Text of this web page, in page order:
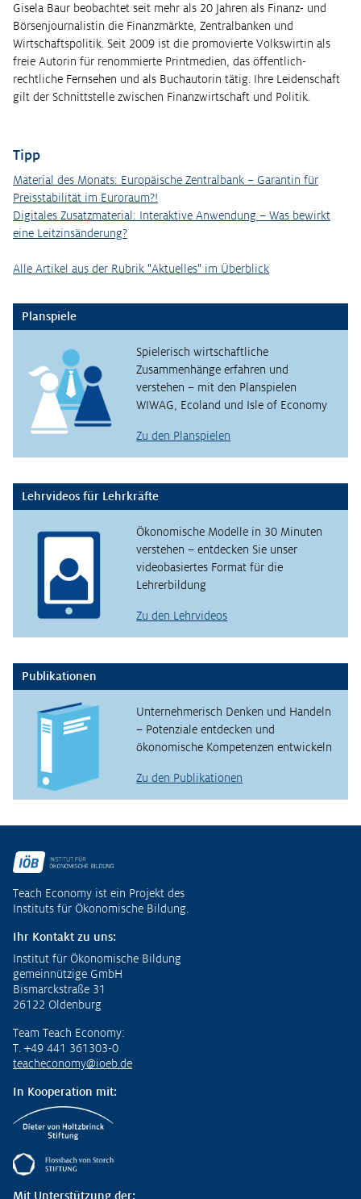
Gisela Baur beobachtet seit mehr als 20 Jahren als Finanz- und
Börsenjournalistin die Finanzmärkte, Zentralbanken und
Wirtschaftspolitik. Seit 2009 ist die promovierte Volkswirtin als
freie Autorin für renommierte Printmedien, das öffentlich-
rechtliche Fernsehen und als Buchautorin tätig. Ihre Leidenschaft
gilt der Schnittstelle zwischen Finanzwirtschaft und Politik.
Tipp
Material des Monats: Europäische Zentralbank – Garantin für
Preisstabilität im Euroraum?!
Digitales Zusatzmaterial: Interaktive Anwendung – Was bewirkt
eine Leitzinsänderung?
Alle Artikel aus der Rubrik "Aktuelles" im Überblick
Planspiele
Spielerisch wirtschaftliche
Zusammenhänge erfahren und
verstehen – mit den Planspielen
WIWAG, Ecoland und Isle of Economy
Zu den Planspielen
Lehrvideos für Lehrkräfte
Ökonomische Modelle in 30 Minuten
verstehen – entdecken Sie unser
videobasiertes Format für die
Lehrerbildung
Zu den Lehrvideos
Publikationen
Unternehmerisch Denken und Handeln
– Potenziale entdecken und
ökonomische Kompetenzen entwickeln
Zu den Publikationen
Teach Economy ist ein Projekt des
Instituts für Ökonomische Bildung.
Ihr Kontakt zu uns:
Institut für Ökonomische Bildung
gemeinnützige GmbH
Bismarckstraße 31
26122 Oldenburg
Team Teach Economy:
T. +49 441 361303-0
teacheconomy@ioeb.de
In Kooperation mit:
Mit Unterstützung der: